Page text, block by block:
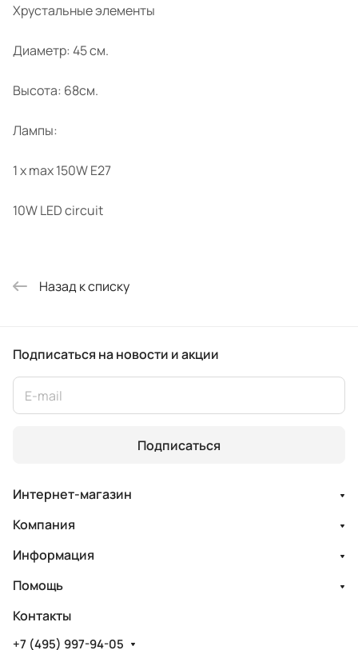
Хрустальные элементы
Диаметр: 45 см.
Высота: 68см.
Лампы:
1 х max 150W E27
10W LED circuit
Назад к списку
Подписаться на новости и акции
Подписаться
Интернет-магазин
Компания
Информация
Помощь
Контакты
+7 (495) 997-94-05